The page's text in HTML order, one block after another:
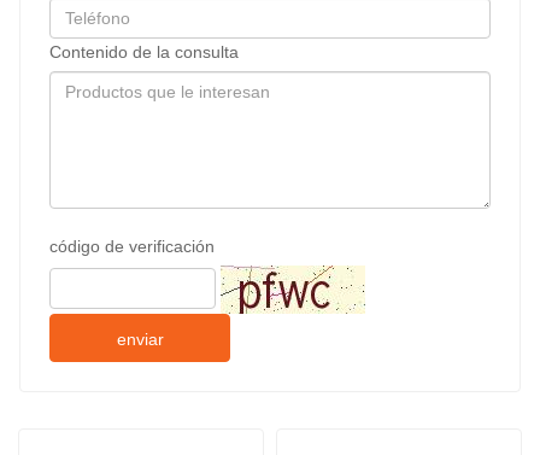
Contenido de la consulta
código de verificación
enviar